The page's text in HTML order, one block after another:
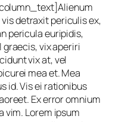
detraxit periculis ex,
pericula euripidis,
graecis, vix aperiri
vix at, vel
mea et. Mea
id. Vis ei rationibus
Ex error omnium
vim. Lorem ipsum